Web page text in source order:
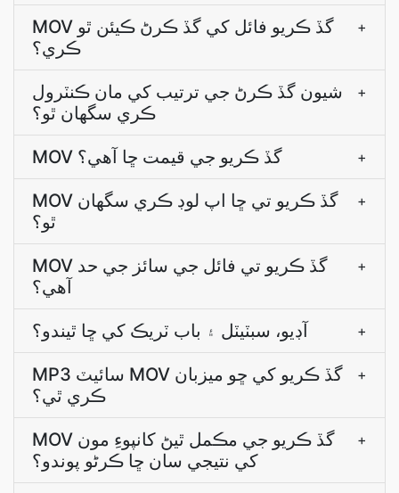
MOV گڏ ڪريو فائل کي گڏ ڪرڻ ڪيئن ٿو
ڪري؟
+
شيون گڏ ڪرڻ جي ترتيب کي مان ڪنٽرول
ڪري سگهان ٿو؟
+
MOV گڏ ڪريو جي قيمت ڇا آھي؟ +
MOV گڏ ڪريو تي ڇا اپ لوڊ ڪري سگهان
ٿو؟
+
MOV گڏ ڪريو تي فائل جي سائز جي حد
آھي؟
+
آڊيو، سبٽيٽل ۽ باب ٽريڪ کي ڇا ٿيندو؟ +
MP3 سائيٽ MOV گڏ ڪريو کي ڇو ميزبان
ڪري ٿي؟
+
MOV گڏ ڪريو جي مڪمل ٿيڻ کانپوءِ مون
کي نتيجي سان ڇا ڪرڻو پوندو؟
+